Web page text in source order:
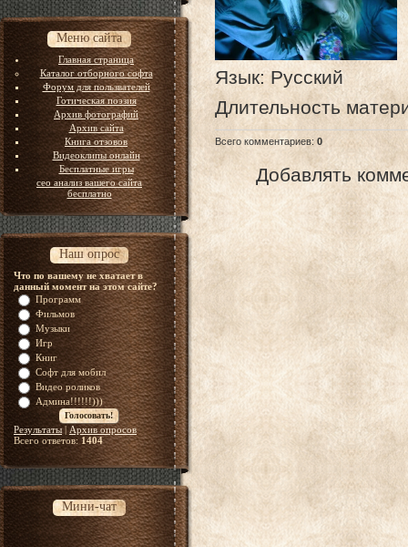
Меню сайта
Главная страница
Каталог отборного софта
Форум для пользвателей
Готическая поэзия
Архив фотографий
Архив сайта
Книга отзовов
Видеоклипы онлайн
Бесплатные игры
сео анализ вашего сайта
бесплатно
Наш опрос
Что по вашему не хватает в
данный момент на этом сайте?
Программ
Фильмов
Музыки
Игр
Книг
Софт для мобил
Видео роликов
Админа!!!!!!)))
Результаты|Архив опросов
Всего ответов: 1404
Мини-чат
Язык: Русский
Длительность
Всего комментариев: 0
Добавлять